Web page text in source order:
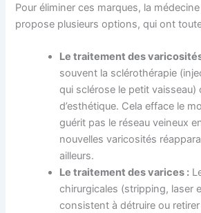
Pour éliminer ces marques, la
propose plusieurs options, qui ont
Le traitement des
souvent la sclérothérapie
qui sclérose le petit vaisseau)
d’esthétique. Cela efface le
guérit pas le réseau veineux
nouvelles varicosités
ailleurs.
Le traitement des varices :
chirurgicales (stripping, laser
consistent à détruire ou